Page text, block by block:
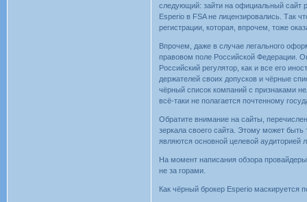
следующий: зайти на официальный сайт
Esperio в FSA не лицензировались. Так
регистрации, которая, впрочем, тоже
Впрочем, даже в случае легального
правовом поле Российской Федерации.
Российский регулятор, как и все его
держателей своих допусков и чёрные
чёрный список компаний с признаками
всё-таки не полагается почтенному
Обратите внимание на сайты,
зеркала своего сайта. Этому может быть
являются основной целевой аудиторией
На момент написания обзора
не за горами.
Как чёрный брокер Esperio маскируется